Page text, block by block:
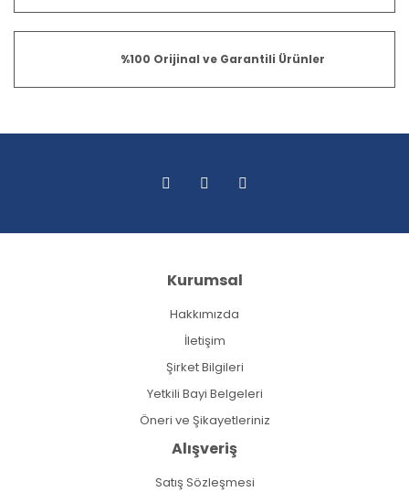
%100 Orijinal ve Garantili Ürünler
Kurumsal
Hakkımızda
İletişim
Şirket Bilgileri
Yetkili Bayi Belgeleri
Öneri ve Şikayetleriniz
Alışveriş
Satış Sözleşmesi